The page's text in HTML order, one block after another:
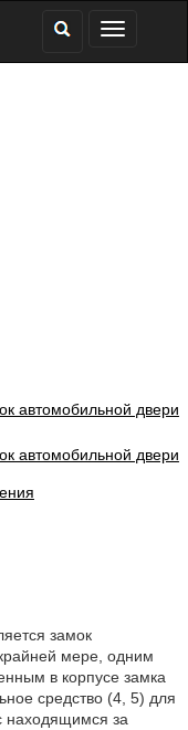
замок
мере, одним
в корпусе замка
средство (4, 5) для
находящимся за